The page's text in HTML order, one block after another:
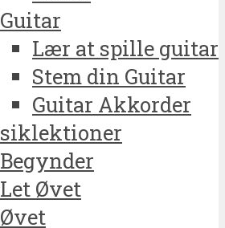
Guitar
Lær at spille guitar
Stem din Guitar
Guitar Akkorder
Begynder
Let Øvet
Øvet